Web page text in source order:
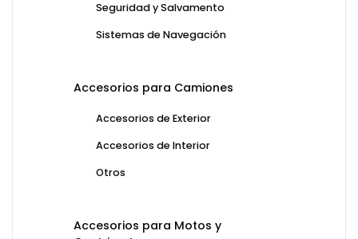
Seguridad y Salvamento
Sistemas de Navegación
Accesorios para Camiones
Accesorios de Exterior
Accesorios de Interior
Otros
Accesorios para Motos y